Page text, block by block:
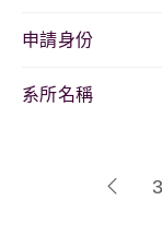
申請身份
系所名稱
3